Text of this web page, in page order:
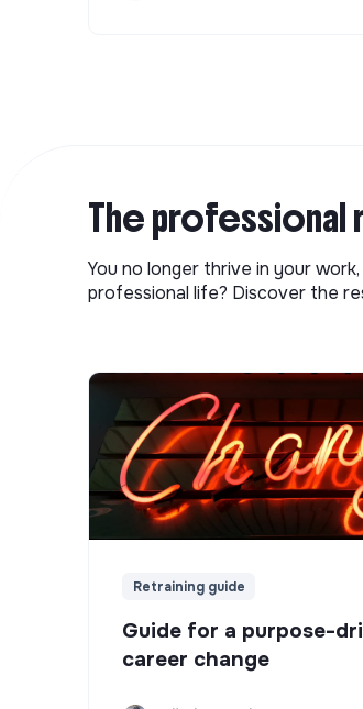
The professional
You no longer thrive in your
professional life? Discover the
Retraining guide
Guide for a purpose-
career change